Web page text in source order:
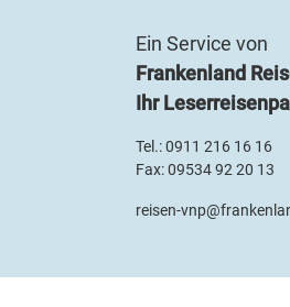
Ein Service von
Frankenland
Ihr
Tel.:0911 216 16 16
Fax: 09534 92 20 13
reisen-